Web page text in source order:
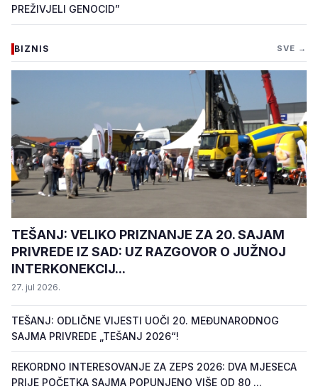
PREŽIVJELI GENOCID”
BIZNIS SVE →
TEŠANJ: VELIKO PRIZNANJE ZA 20. SAJAM
PRIVREDE IZ SAD: UZ RAZGOVOR O JUŽNOJ
INTERKONEKCIJ...
27. jul 2026.
TEŠANJ: ODLIČNE VIJESTI UOČI 20. MEĐUNARODNOG
SAJMA PRIVREDE „TEŠANJ 2026“!
REKORDNO INTERESOVANJE ZA ZEPS 2026: DVA MJESECA
PRIJE POČETKA SAJMA POPUNJENO VIŠE OD 80 ...